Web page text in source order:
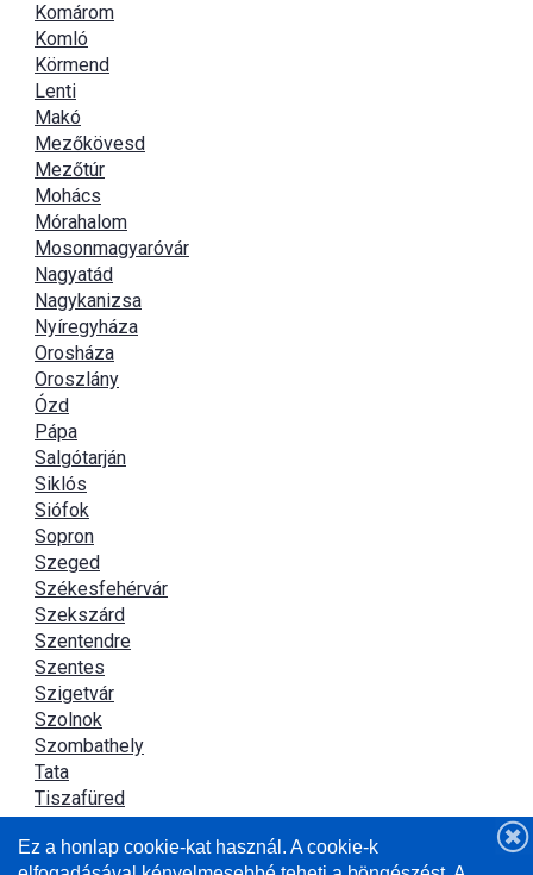
Komárom
Komló
Körmend
Lenti
Makó
Mezőkövesd
Mezőtúr
Mohács
Mórahalom
Mosonmagyaróvár
Nagyatád
Nagykanizsa
Nyíregyháza
Orosháza
Oroszlány
Ózd
Pápa
Salgótarján
Siklós
Siófok
Sopron
Szeged
Székesfehérvár
Szekszárd
Szentendre
Szentes
Szigetvár
Szolnok
Szombathely
Tata
Tiszafüred
Újszász
Ez a honlap cookie-kat használ. A cookie-k